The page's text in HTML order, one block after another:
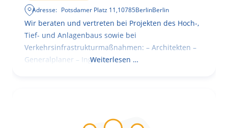
Adresse: Potsdamer Platz 11,10785BerlinBerlin
Wir beraten und vertreten bei Projekten des Hoch-,
Tief- und Anlagenbaus sowie bei
Verkehrsinfrastrukturmaßnahmen: – Architekten –
Generalplaner – Ingenieure
Weiterlesen …